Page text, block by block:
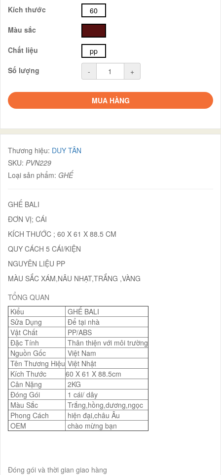
Kích thước
60
Màu sắc
Chất liệu
pp
Số lượng
- +
MUA HÀNG
Thương hiệu: DUY TÂN
SKU: PVN229
Loại sản phẩm: GHẾ
GHẾ BALI
ĐƠN VỊ; CÁI
KÍCH THƯỚC ; 60 X 61 X 88.5 CM
QUY CÁCH 5 CÁI/KIỆN
NGUYÊN LIỆU PP
MÀU SẮC XÁM,NÂU NHẠT,TRẮNG ,VÀNG
TỔNG QUAN
Kiểu
GHẾ BALI
Sửa Dụng
Để tại nhà
Vật Chất
PP/ABS
Đặc Tính
Thân thiện với môi trường
Nguồn Gốc
Việt Nam
Tên Thương Hiệu Việt Nhật
Kích Thước
60 X 61 X 88.5cm
Cân Nặng
2KG
Đóng Gói
1 cái/ dây
Màu Sắc
Trắng,hồng,dương,ngọc
Phong Cách
hiện đại,châu Âu
OEM
chào mừng bạn
Đóng gói và thời gian giao hàng